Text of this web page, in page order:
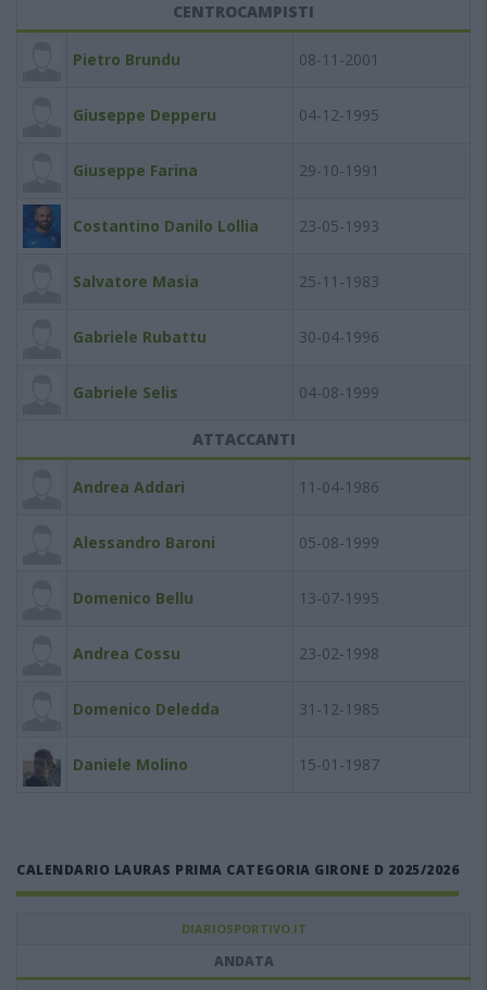
CENTROCAMPISTI
Pietro Brundu 08-11-2001
Giuseppe Depperu 04-12-1995
Giuseppe Farina 29-10-1991
Costantino Danilo Lollia 23-05-1993
Salvatore Masia 25-11-1983
Gabriele Rubattu 30-04-1996
Gabriele Selis 04-08-1999
ATTACCANTI
Andrea Addari 11-04-1986
Alessandro Baroni 05-08-1999
Domenico Bellu 13-07-1995
Andrea Cossu 23-02-1998
Domenico Deledda 31-12-1985
Daniele Molino 15-01-1987
CALENDARIO LAURAS PRIMA CATEGORIA GIRONE D 2025/2026
DIARIOSPORTIVO.IT
ANDATA